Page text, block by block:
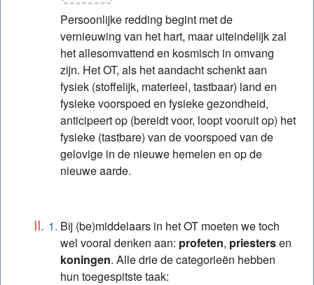
Persoonlijke redding begint met de
vernieuwing van het hart, maar uiteindelijk zal
het allesomvattend en kosmisch in omvang
zijn. Het OT, als het aandacht schenkt aan
fysiek (stoffelijk, materieel, tastbaar) land en
fysieke voorspoed en fysieke gezondheid,
anticipeert op (bereidt voor, loopt vooruit op) het
fysieke (tastbare) van de voorspoed van de
gelovige in de nieuwe hemelen en op de
nieuwe aarde.
Bij (be)middelaars in het OT moeten we toch
wel vooral denken aan: profeten, priestersen
koningen. Alle drie de categorieën hebben
hun toegespitste taak: